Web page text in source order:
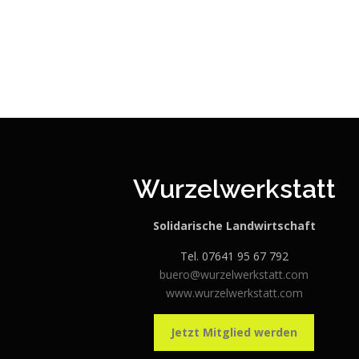
Wurzelwerkstatt
Solidarische Landwirtschaft
Tel. 07641 95 67 792
buero@wurzelwerkstatt.com
www.wurzelwerkstatt.com
Jetzt Mitglied werden